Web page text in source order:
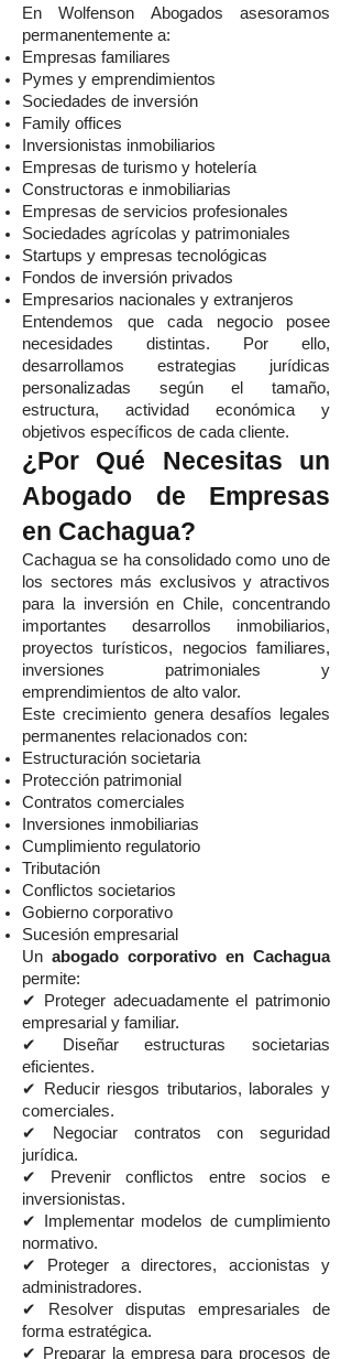
En Wolfenson Abogados asesoramos
permanentemente a:
Empresas familiares
Pymes y emprendimientos
Sociedades de inversión
Family offices
Inversionistas inmobiliarios
Empresas de turismo y hotelería
Constructoras e inmobiliarias
Empresas de servicios profesionales
Sociedades agrícolas y patrimoniales
Startups y empresas tecnológicas
Fondos de inversión privados
Empresarios nacionales y extranjeros
Entendemos que cada negocio posee
necesidades distintas. Por ello,
desarrollamos estrategias jurídicas
personalizadas según el tamaño,
estructura, actividad económica y
objetivos específicos de cada cliente.
¿Por Qué Necesitas un
Abogado de Empresas
en Cachagua?
Cachagua se ha consolidado como uno de
los sectores más exclusivos y atractivos
para la inversión en Chile, concentrando
importantes desarrollos inmobiliarios,
proyectos turísticos, negocios familiares,
inversiones patrimoniales y
emprendimientos de alto valor.
Este crecimiento genera desafíos legales
permanentes relacionados con:
Estructuración societaria
Protección patrimonial
Contratos comerciales
Inversiones inmobiliarias
Cumplimiento regulatorio
Tributación
Conflictos societarios
Gobierno corporativo
Sucesión empresarial
Un abogado corporativo en Cachagua
permite:
✔ Proteger adecuadamente el patrimonio
empresarial y familiar.
✔ Diseñar estructuras societarias
eficientes.
✔ Reducir riesgos tributarios, laborales y
comerciales.
✔ Negociar contratos con seguridad
jurídica.
✔ Prevenir conflictos entre socios e
inversionistas.
✔ Implementar modelos de cumplimiento
normativo.
✔ Proteger a directores, accionistas y
administradores.
✔ Resolver disputas empresariales de
forma estratégica.
✔ Preparar la empresa para procesos de